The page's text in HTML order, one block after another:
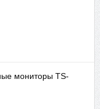
мониторы TS-